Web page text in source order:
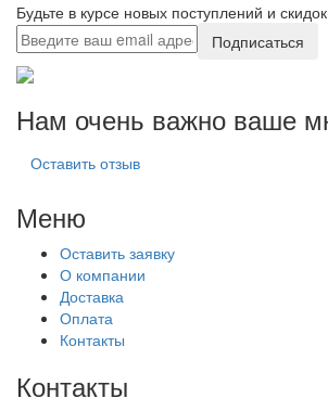
Будьте в курсе новых поступлений и скидок
Подписаться
Нам очень важно ваше
Оставить отзыв
Меню
Оставить заявку
О компании
Доставка
Оплата
Контакты
Контакты